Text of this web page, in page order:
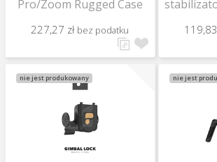
Pro/Zoom Rugged Case
227,27 zł bez podatku
nie jest produkowany nie jest